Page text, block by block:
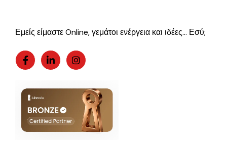
Εμείς είμαστε Online, γεμάτοι ενέργεια και ιδέες… Εσύ;